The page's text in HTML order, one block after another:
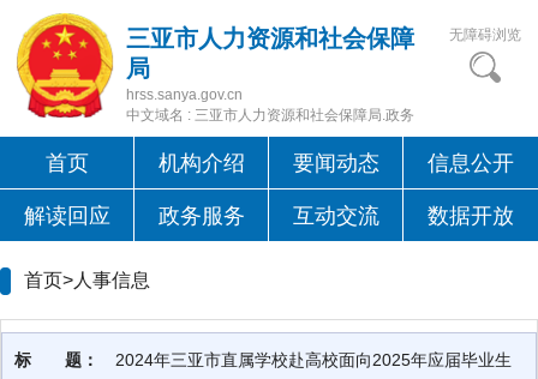
三亚市人力资源和社会保障
局
hrss.sanya.gov.cn
中文域名 : 三亚市人力资源和社会保障局.政务
无障碍浏览
首页 机构介绍 要闻动态 信息公开
解读回应 政务服务 互动交流 数据开放
首页>人事信息
标 题：
2024年三亚市直属学校赴高校面向2025年应届毕业生